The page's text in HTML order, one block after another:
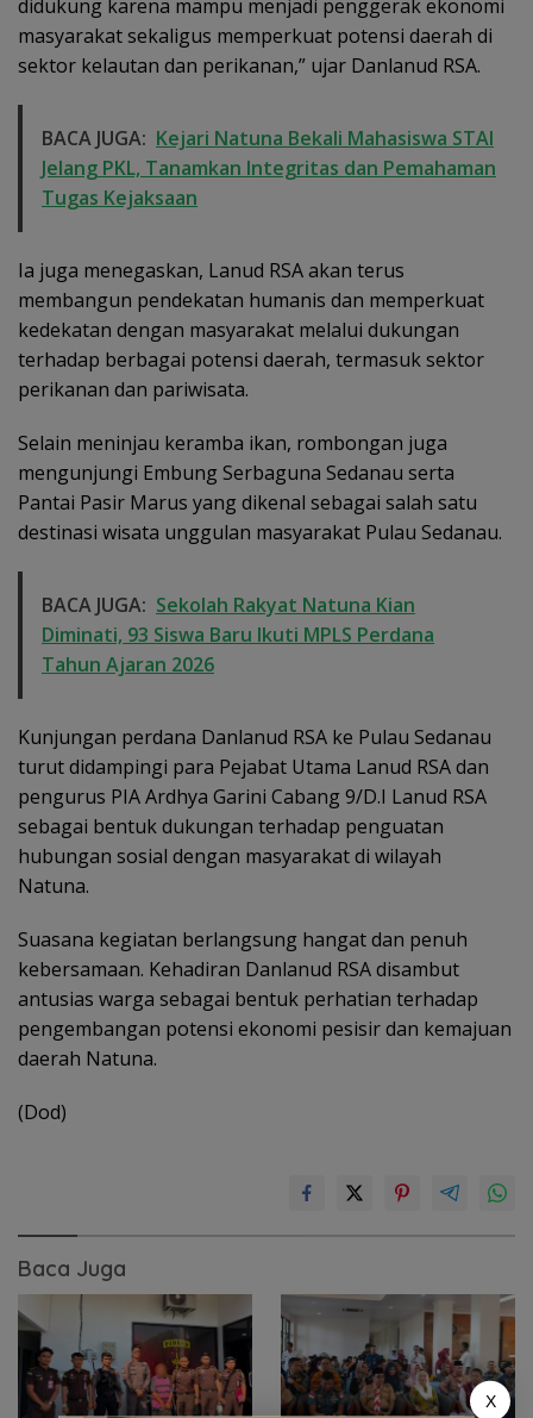
didukung karena mampu menjadi penggerak ekonomi
masyarakat sekaligus memperkuat potensi daerah di
sektor kelautan dan perikanan,” ujar Danlanud RSA.
BACA JUGA: Kejari Natuna Bekali Mahasiswa STAI
Jelang PKL, Tanamkan Integritas dan Pemahaman
Tugas Kejaksaan
Ia juga menegaskan, Lanud RSA akan terus
membangun pendekatan humanis dan memperkuat
kedekatan dengan masyarakat melalui dukungan
terhadap berbagai potensi daerah, termasuk sektor
perikanan dan pariwisata.
Selain meninjau keramba ikan, rombongan juga
mengunjungi Embung Serbaguna Sedanau serta
Pantai Pasir Marus yang dikenal sebagai salah satu
destinasi wisata unggulan masyarakat Pulau Sedanau.
BACA JUGA: Sekolah Rakyat Natuna Kian
Diminati, 93 Siswa Baru Ikuti MPLS Perdana
Tahun Ajaran 2026
Kunjungan perdana Danlanud RSA ke Pulau Sedanau
turut didampingi para Pejabat Utama Lanud RSA dan
pengurus PIA Ardhya Garini Cabang 9/D.I Lanud RSA
sebagai bentuk dukungan terhadap penguatan
hubungan sosial dengan masyarakat di wilayah
Natuna.
Suasana kegiatan berlangsung hangat dan penuh
kebersamaan. Kehadiran Danlanud RSA disambut
antusias warga sebagai bentuk perhatian terhadap
pengembangan potensi ekonomi pesisir dan kemajuan
daerah Natuna.
(Dod)
Baca Juga
X